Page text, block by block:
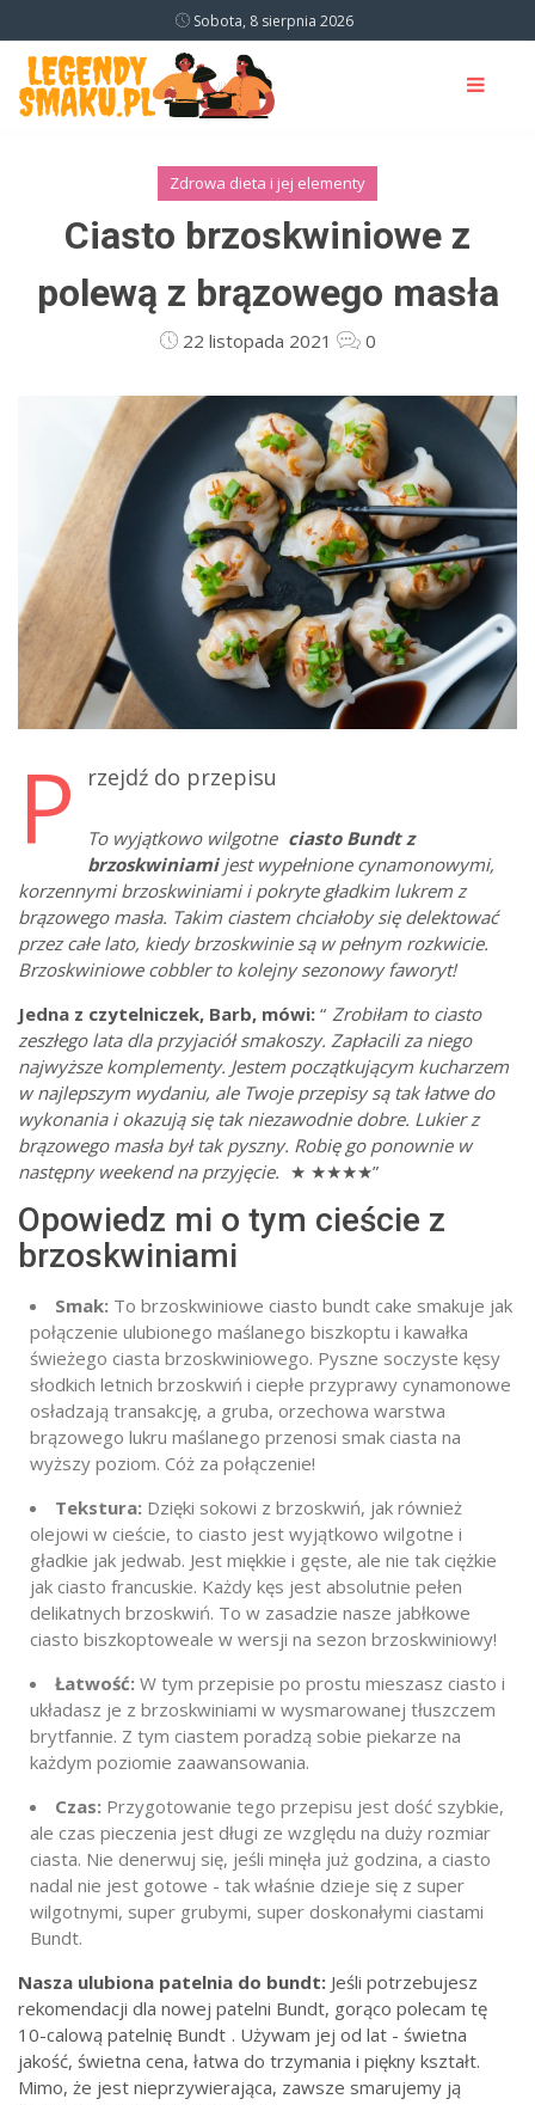
Sobota, 8 sierpnia 2026
Zdrowa dieta i jej elementy
Ciasto brzoskwiniowe z
polewą z brązowego masła
22 listopada 2021 0
P rzejdź do przepisu
To wyjątkowo wilgotne ciasto Bundt z
brzoskwiniamijest wypełnione cynamonowymi,
korzennymi brzoskwiniami i pokryte gładkim lukrem z
brązowego masła. Takim ciastem chciałoby się delektować
przez całe lato, kiedy brzoskwinie są w pełnym rozkwicie.
Brzoskwiniowe cobbler to kolejny sezonowy faworyt!
Jedna z czytelniczek, Barb, mówi: “ Zrobiłam to ciasto
zeszłego lata dla przyjaciół smakoszy. Zapłacili za niego
najwyższe komplementy. Jestem początkującym kucharzem
w najlepszym wydaniu, ale Twoje przepisy są tak łatwe do
wykonania i okazują się tak niezawodnie dobre. Lukier z
brązowego masła był tak pyszny. Robię go ponownie w
następny weekend na przyjęcie. ★ ★★★★”
Opowiedz mi o tym cieście z
brzoskwiniami
Smak: To brzoskwiniowe ciasto bundt cake smakuje jak
połączenie ulubionego maślanego biszkoptu i kawałka
świeżego ciasta brzoskwiniowego. Pyszne soczyste kęsy
słodkich letnich brzoskwiń i ciepłe przyprawy cynamonowe
osładzają transakcję, a gruba, orzechowa warstwa
brązowego lukru maślanego przenosi smak ciasta na
wyższy poziom. Cóż za połączenie!
Tekstura: Dzięki sokowi z brzoskwiń, jak również
olejowi w cieście, to ciasto jest wyjątkowo wilgotne i
gładkie jak jedwab. Jest miękkie i gęste, ale nie tak ciężkie
jak ciasto francuskie. Każdy kęs jest absolutnie pełen
delikatnych brzoskwiń. To w zasadzie nasze jabłkowe
ciasto biszkoptoweale w wersji na sezon brzoskwiniowy!
Łatwość: W tym przepisie po prostu mieszasz ciasto i
układasz je z brzoskwiniami w wysmarowanej tłuszczem
brytfannie. Z tym ciastem poradzą sobie piekarze na
każdym poziomie zaawansowania.
Czas: Przygotowanie tego przepisu jest dość szybkie,
ale czas pieczenia jest długi ze względu na duży rozmiar
ciasta. Nie denerwuj się, jeśli minęła już godzina, a ciasto
nadal nie jest gotowe - tak właśnie dzieje się z super
wilgotnymi, super grubymi, super doskonałymi ciastami
Bundt.
Nasza ulubiona patelnia do bundt: Jeśli potrzebujesz
rekomendacji dla nowej patelni Bundt, gorąco polecam tę
10-calową patelnię Bundt . Używam jej od lat - świetna
jakość, świetna cena, łatwa do trzymania i piękny kształt.
Mimo, że jest nieprzywierająca, zawsze smarujemy ją